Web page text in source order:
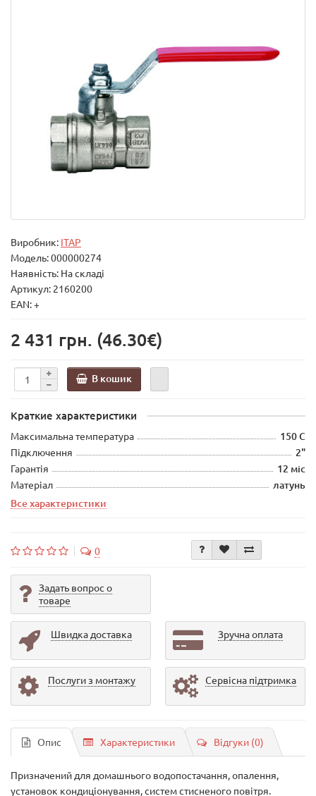
Виробник: ITAP
Модель:000000274
Наявність: На складі
Артикул: 2160200
EAN: +
2 431 грн. (46.30€)
В кошик
Краткие характеристики
Максимальна температура 150 С
Підключення 2"
Гарантія 12 міс
Матеріал
латунь
Все характеристики
0
Задать вопрос о
товаре
Швидка доставка Зручна оплата
Послуги з монтажу Сервісна підтримка
Опис Характеристики Відгуки (0)
Призначений для домашнього водопостачання, опалення,
установок кондиціонування, систем стисненого повітря.